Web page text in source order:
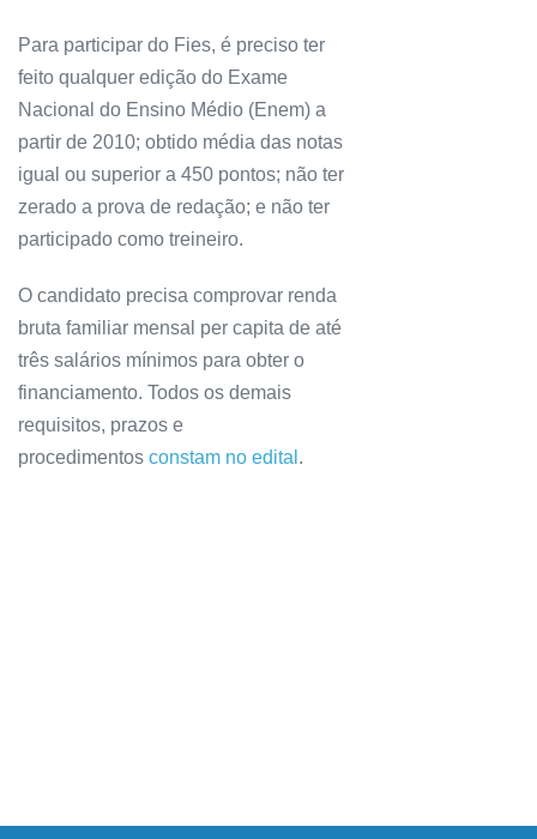
Para participar do Fies, é preciso ter
feito qualquer edição do Exame
Nacional do Ensino Médio (Enem) a
partir de 2010; obtido média das notas
igual ou superior a 450 pontos; não ter
zerado a prova de redação; e não ter
participado como treineiro.
O candidato precisa comprovar renda
bruta familiar mensal per capita de até
três salários mínimos para obter o
financiamento. Todos os demais
requisitos, prazos e
procedimentos constam no edital .